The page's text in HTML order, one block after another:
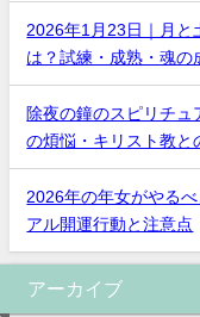
2026年1月23日｜月と
は？試練・成熟・魂の
除夜の鐘のスピリチュ
の煩悩・キリスト教と
2026年の年女がやる
アル開運行動と注意点
アーカイブ